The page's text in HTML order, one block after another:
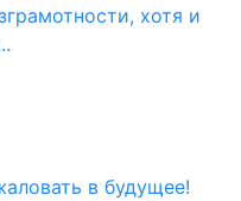
хотя и
в будущее!